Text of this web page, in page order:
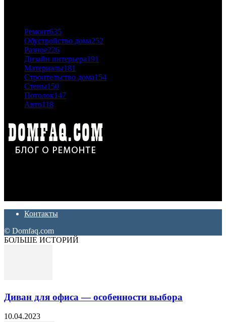
Ремонт635
Обустройство дома252
Разное226
Дизайн интерьера191
Материалы181
Строительство дома154
Стены150
Потолок147
Авто118
Контакты
© Domfaq.com
БОЛЬШЕ ИСТОРИЙ
Диван для офиса — особенности выбора
10.04.2023